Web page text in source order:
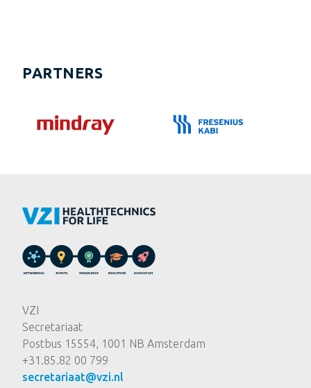
PARTNERS
VZI
Secretariaat
Postbus 15554, 1001 NB Amsterdam
+31.85.82 00 799
secretariaat@vzi.nl